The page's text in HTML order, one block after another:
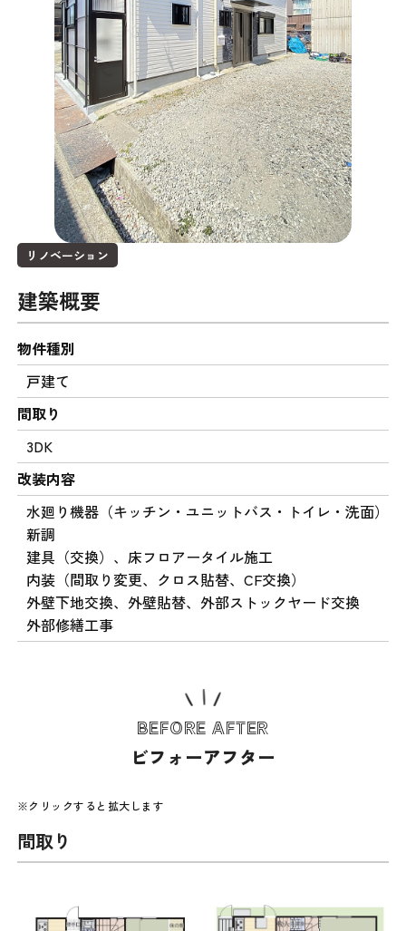
リノベーション
建築概要
物件種別
戸建て
間取り
3DK
改装内容
水廻り機器（キッチン・ユニットバス・トイレ・洗面）
新調
建具（交換）、床フロアータイル施工
内装（間取り変更、クロス貼替、CF交換）
外壁下地交換、外壁貼替、外部ストックヤード交換
外部修繕工事
BEFORE AFTER
ビフォーアフター
※クリックすると拡大します
間取り